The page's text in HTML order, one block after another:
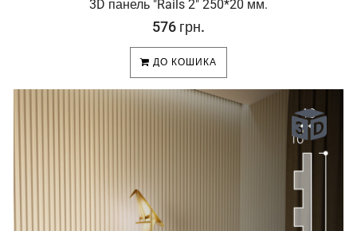
3D панель "Rails 2" 250*20 мм.
576 грн.
ДО КОШИКА